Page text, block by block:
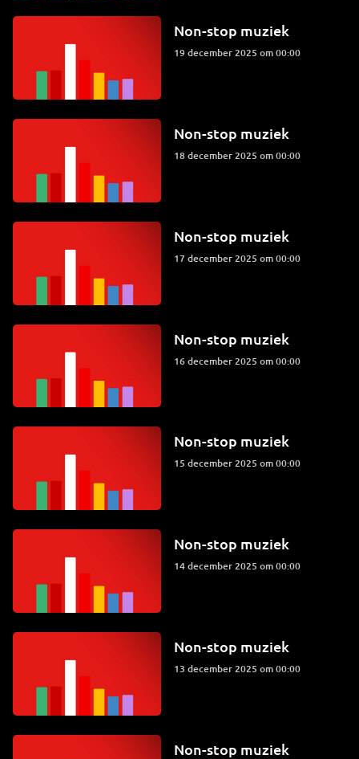
Non-stop muziek
19 december 2025 om 00:00
Non-stop muziek
18 december 2025 om 00:00
Non-stop muziek
17 december 2025 om 00:00
Non-stop muziek
16 december 2025 om 00:00
Non-stop muziek
15 december 2025 om 00:00
Non-stop muziek
14 december 2025 om 00:00
Non-stop muziek
13 december 2025 om 00:00
Non-stop muziek